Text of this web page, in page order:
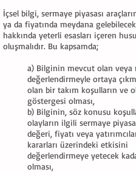
İçsel bilgi, sermaye piyasası
ya da fiyatında meydana
hakkında yeterli esasları içeren
oluşmalıdır. Bu kapsamda;
a) Bilginin mevcut olan veya
değerlendirmeyle ortaya
olan bir takım koşulların ve
göstergesi olması,
b) Bilginin, söz konusu
olayların ilgili sermaye
değeri, fiyatı veya
kararları üzerindeki etkisini
değerlendirmeye yetecek
olması,